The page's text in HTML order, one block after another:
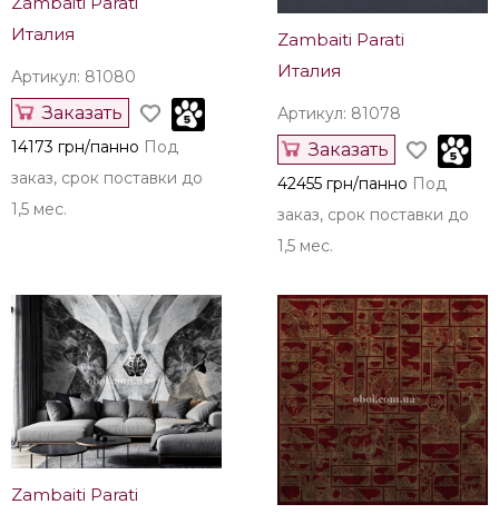
Италия
Артикул: 81080
Заказать
14173 грн/панно Под
заказ, срок поставки до
1,5 мес.
Zambaiti Parati
Италия
Артикул: 81078
Заказать
42455 грн/панно Под
заказ, срок поставки до
1,5 мес.
Zambaiti Parati